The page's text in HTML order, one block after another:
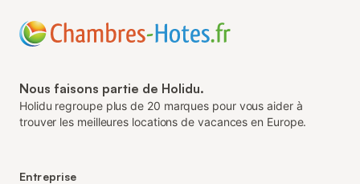
Nous faisons partie de Holidu.
Holidu regroupe plus de 20 marques pour vous aider à
trouver les meilleures locations de vacances en Europe.
Entreprise